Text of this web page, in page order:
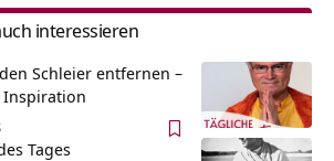
interessieren
Schleier entfernen –
Inspiration
Tages